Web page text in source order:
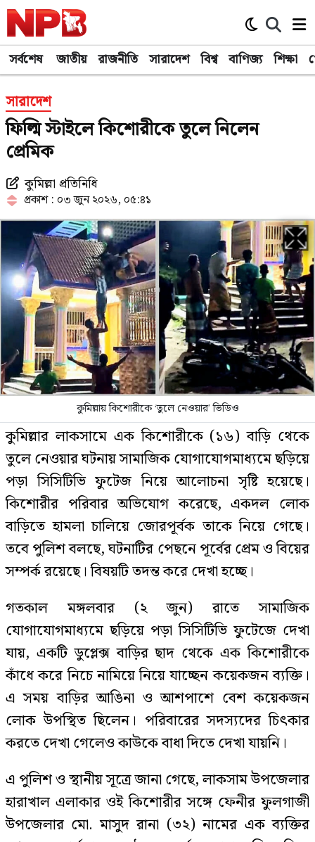
সর্বশেষ জাতীয় রাজনীতি সারাদেশ বিশ্ব বাণিজ্য শিক্ষা
সারাদেশ
ফিল্মি স্টাইলে কিশোরীকে তুলে নিলেন
প্রেমিক
কুমিল্লা প্রতিনিধি
প্রকাশ : ০৩ জুন ২০২৬, ০৫:৪১
কুমিল্লায় কিশোরীকে ‘তুলে নেওয়ার’ ভিডিও
কুমিল্লার লাকসামে এক কিশোরীকে (১৬) বাড়ি থেকে
তুলে নেওয়ার ঘটনায় সামাজিক যোগাযোগমাধ্যমে ছড়িয়ে
পড়া সিসিটিভি ফুটেজ নিয়ে আলোচনা সৃষ্টি হয়েছে।
কিশোরীর পরিবার অভিযোগ করেছে, একদল লোক
বাড়িতে হামলা চালিয়ে জোরপূর্বক তাকে নিয়ে গেছে।
তবে পুলিশ বলছে, ঘটনাটির পেছনে পূর্বের প্রেম ও বিয়ের
সম্পর্ক রয়েছে। বিষয়টি তদন্ত করে দেখা হচ্ছে।
গতকাল মঙ্গলবার (২ জুন) রাতে সামাজিক
যোগাযোগমাধ্যমে ছড়িয়ে পড়া সিসিটিভি ফুটেজে দেখা
যায়, একটি ডুপ্লেক্স বাড়ির ছাদ থেকে এক কিশোরীকে
কাঁধে করে নিচে নামিয়ে নিয়ে যাচ্ছেন কয়েকজন ব্যক্তি।
এ সময় বাড়ির আঙিনা ও আশপাশে বেশ কয়েকজন
লোক উপস্থিত ছিলেন। পরিবারের সদস্যদের চিৎকার
করতে দেখা গেলেও কাউকে বাধা দিতে দেখা যায়নি।
এ পুলিশ ও স্থানীয় সূত্রে জানা গেছে, লাকসাম উপজেলার
হারাখাল এলাকার ওই কিশোরীর সঙ্গে ফেনীর ফুলগাজী
উপজেলার মো. মাসুদ রানা (৩২) নামের এক ব্যক্তির